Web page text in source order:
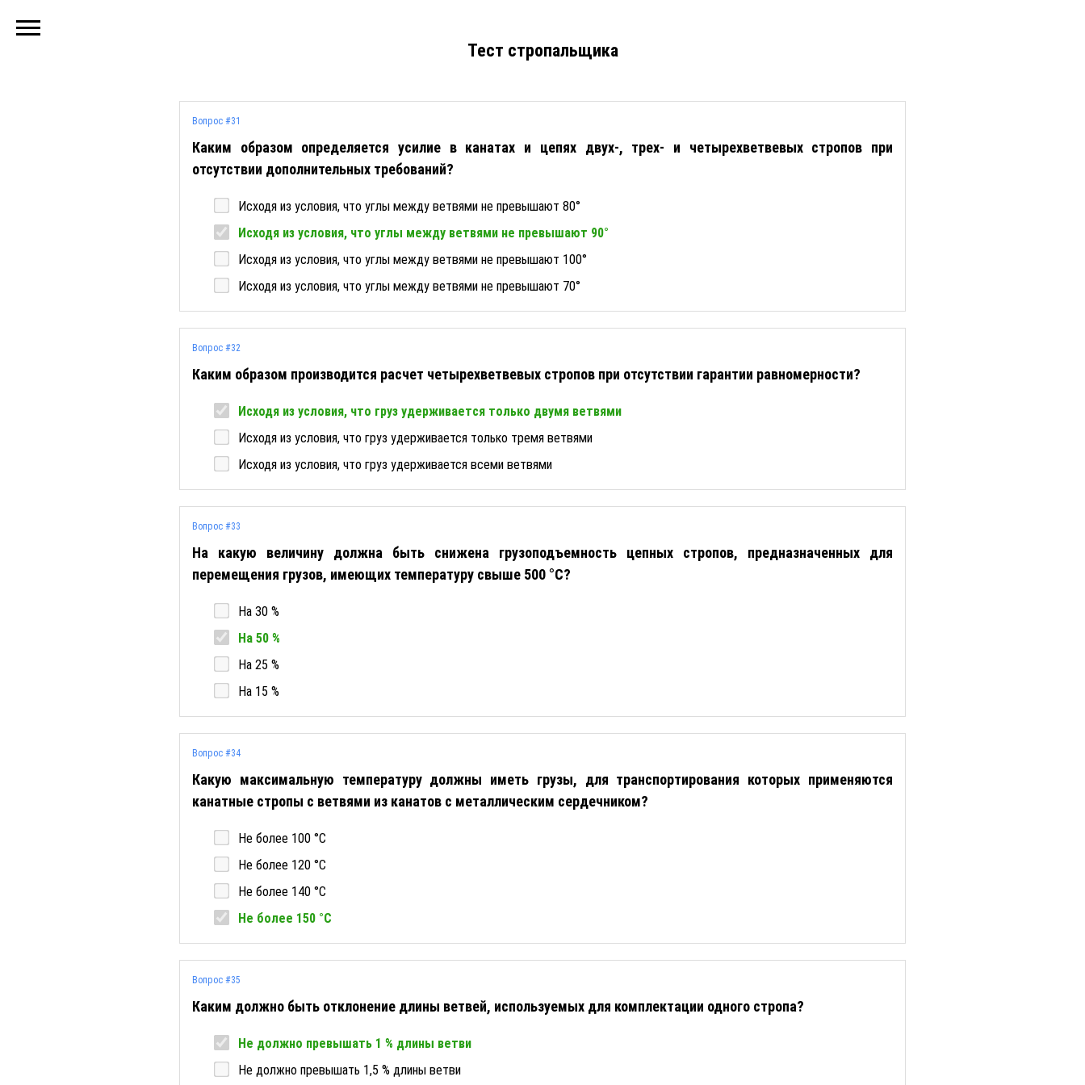
Тест стропальщика
Вопрос #31
Каким образом определяется усилие в канатах и цепях двух-, трех- и четырехветвевых стропов при
отсутствии дополнительных требований?
Исходя из условия, что углы между ветвями не превышают 80°
Исходя из условия, что углы между ветвями не превышают 90°
Исходя из условия, что углы между ветвями не превышают 100°
Исходя из условия, что углы между ветвями не превышают 70°
Вопрос #32
Каким образом производится расчет четырехветвевых стропов при отсутствии гарантии равномерности?
Исходя из условия, что груз удерживается только двумя ветвями
Исходя из условия, что груз удерживается только тремя ветвями
Исходя из условия, что груз удерживается всеми ветвями
Вопрос #33
На какую величину должна быть снижена грузоподъемность цепных стропов, предназначенных для
перемещения грузов, имеющих температуру свыше 500 °С?
На 30 %
На 50 %
На 25 %
На 15 %
Вопрос #34
Какую максимальную температуру должны иметь грузы, для транспортирования которых применяются
канатные стропы с ветвями из канатов с металлическим сердечником?
Не более 100 °С
Не более 120 °С
Не более 140 °С
Не более 150 °С
Вопрос #35
Каким должно быть отклонение длины ветвей, используемых для комплектации одного стропа?
Не должно превышать 1 % длины ветви
Не должно превышать 1,5 % длины ветви